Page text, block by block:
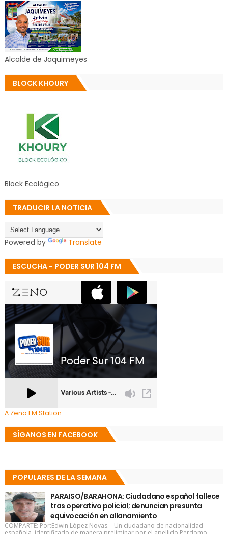
Alcalde de Jaquimeyes
BLOCK KHOURY
Block Ecológico
TRADUCIR LA NOTICIA
Powered by Translate
ESCUCHA - PODER SUR 104 FM
A Zeno.FM Station
SÍGANOS EN FACEBOOK
POPULARES DE LA SEMANA
PARAISO/BARAHONA: Ciudadano español fallece
tras operativo policial; denuncian presunta
equivocación en allanamiento
COMPARTE: Por:Edwin López Novas. - Un ciudadano de nacionalidad